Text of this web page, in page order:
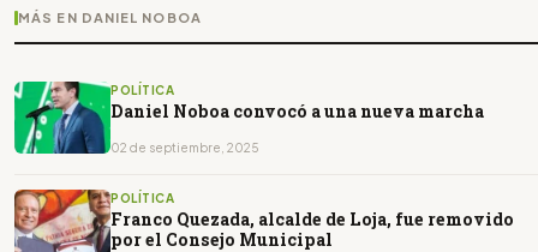
MÁS EN DANIEL NOBOA
POLÍTICA
Daniel Noboa convocó a una nueva marcha
02 de septiembre, 2025
POLÍTICA
Franco Quezada, alcalde de Loja, fue removido
por el Consejo Municipal